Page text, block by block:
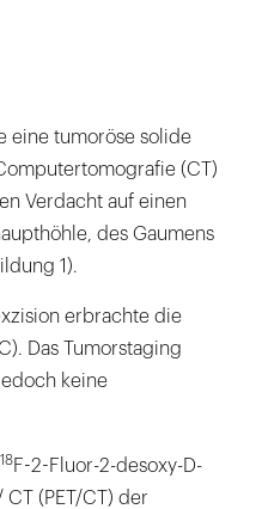
eine tumoröse solide
(CT)
Verdacht auf einen
des Gaumens
1).
erbrachte die
Das Tumorstaging
keine
18F-2-Fluor-2-desoxy-D-
(PET/CT) der